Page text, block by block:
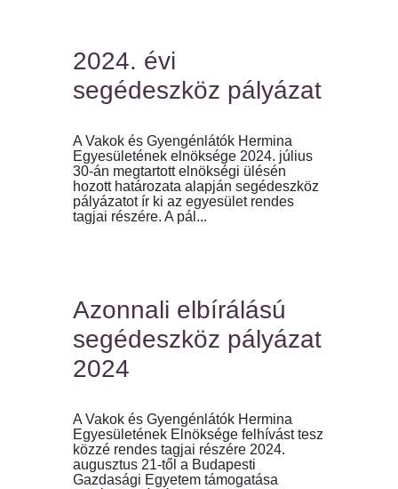
2024. évi
segédeszköz pályázat
A Vakok és Gyengénlátók Hermina
Egyesületének elnöksége 2024. július
30-án megtartott elnökségi ülésén
hozott határozata alapján segédeszköz
pályázatot ír ki az egyesület rendes
tagjai részére. A pál...
Azonnali elbírálású
segédeszköz pályázat
2024
A Vakok és Gyengénlátók Hermina
Egyesületének Elnöksége felhívást tesz
közzé rendes tagjai részére 2024.
augusztus 21-től a Budapesti
Gazdasági Egyetem támogatása